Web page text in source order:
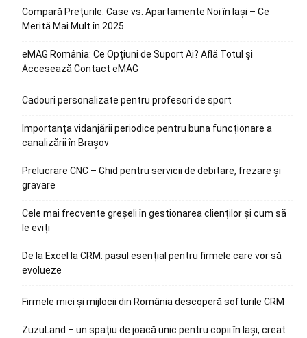
Compară Prețurile: Case vs. Apartamente Noi în Iași – Ce
Merită Mai Mult în 2025
eMAG România: Ce Opțiuni de Suport Ai? Află Totul și
Accesează Contact eMAG
Cadouri personalizate pentru profesori de sport
Importanța vidanjării periodice pentru buna funcționare a
canalizării în Brașov
Prelucrare CNC – Ghid pentru servicii de debitare, frezare și
gravare
Cele mai frecvente greșeli în gestionarea clienților și cum să
le eviți
De la Excel la CRM: pasul esențial pentru firmele care vor să
evolueze
Firmele mici și mijlocii din România descoperă softurile CRM
ZuzuLand – un spațiu de joacă unic pentru copii în Iași, creat